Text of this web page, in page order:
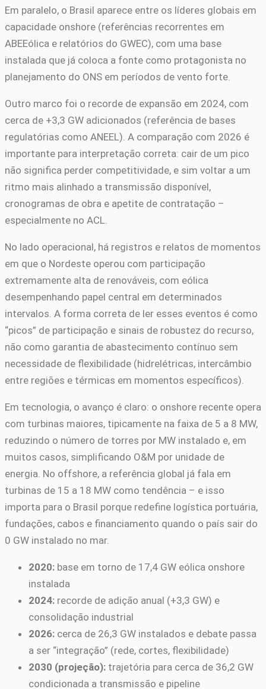
Em paralelo, o Brasil aparece entre os líderes globais em
capacidade onshore (referências recorrentes em
ABEEólica e relatórios do GWEC), com uma base
instalada que já coloca a fonte como protagonista no
planejamento do ONS em períodos de vento forte.
Outro marco foi o recorde de expansão em 2024, com
cerca de +3,3 GW adicionados (referência de bases
regulatórias como ANEEL). A comparação com 2026 é
importante para interpretação correta: cair de um pico
não significa perder competitividade, e sim voltar a um
ritmo mais alinhado a transmissão disponível,
cronogramas de obra e apetite de contratação –
especialmente no ACL.
No lado operacional, há registros e relatos de momentos
em que o Nordeste operou com participação
extremamente alta de renováveis, com eólica
desempenhando papel central em determinados
intervalos. A forma correta de ler esses eventos é como
“picos” de participação e sinais de robustez do recurso,
não como garantia de abastecimento contínuo sem
necessidade de flexibilidade (hidrelétricas, intercâmbio
entre regiões e térmicas em momentos específicos).
Em tecnologia, o avanço é claro: o onshore recente opera
com turbinas maiores, tipicamente na faixa de 5 a 8 MW,
reduzindo o número de torres por MW instalado e, em
muitos casos, simplificando O&M por unidade de
energia. No offshore, a referência global já fala em
turbinas de 15 a 18 MW como tendência – e isso
importa para o Brasil porque redefine logística portuária,
fundações, cabos e financiamento quando o país sair do
0 GW instalado no mar.
2020: base em torno de 17,4 GW eólica onshore
instalada
2024: recorde de adição anual (+3,3 GW) e
consolidação industrial
2026: cerca de 26,3 GW instalados e debate passa
a ser “integração” (rede, cortes, flexibilidade)
2030 (projeção): trajetória para cerca de 36,2 GW
condicionada a transmissão e pipeline